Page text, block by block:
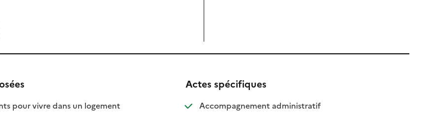
pour vivre dans un logement: disponible
: non disponible
Actes spécifiques
Accompagnement administratif: disponible
: non disponible